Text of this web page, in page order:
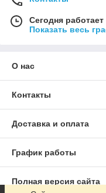
Сегодня
Показать весь
О нас
Контакты
Доставка и оплата
График работы
Полная версия сайта